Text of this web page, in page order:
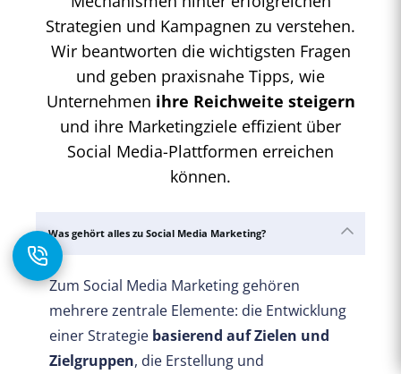
Strategien und Kampagnen zu verstehen.
Wir beantworten die wichtigsten Fragen
und geben praxisnahe Tipps, wie
Unternehmen ihre Reichweite steigern
und ihre Marketingziele effizient über
Social Media-Plattformen erreichen
können.
Was gehört alles zu Social Media Marketing?
Zum Social Media Marketing gehören
mehrere zentrale Elemente: die Entwicklung
einer Strategie basierend auf Zielen und
Zielgruppen, die Erstellung und